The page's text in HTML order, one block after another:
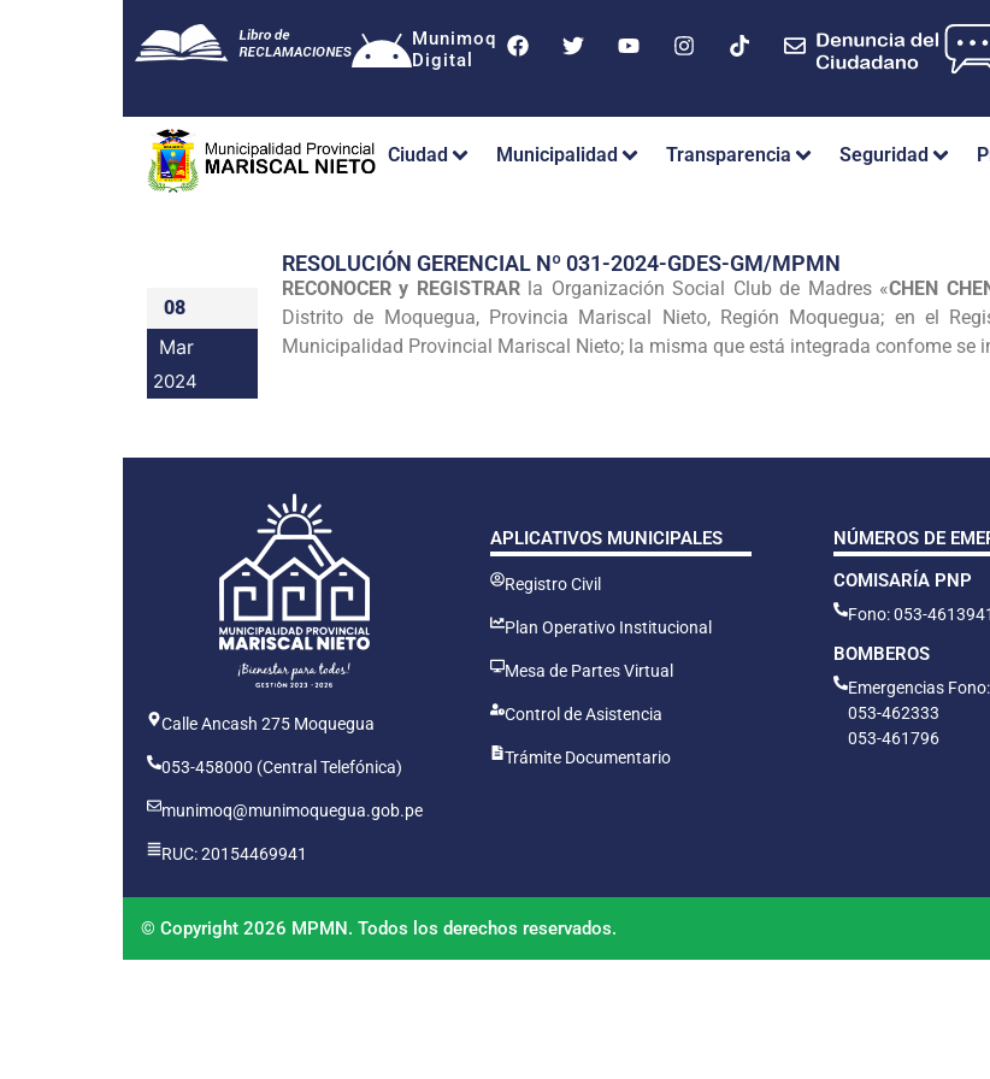
Munimoq
Digital
Ciudad Municipalidad Transparencia Seguridad
08
Mar
2024
RESOLUCIÓN GERENCIAL Nº 031-2024-GDES-GM/MPMN
RECONOCER y REGISTRAR la Organización Social Club de Madres «CHEN
Distrito de Moquegua, Provincia Mariscal Nieto, Región Moquegua; en el
Municipalidad Provincial Mariscal Nieto; la misma que está integrada confome se
Calle Ancash 275 Moquegua
053-458000 (Central Telefónica)
munimoq@munimoquegua.gob.pe
RUC: 20154469941
APLICATIVOS MUNICIPALES
Registro Civil
Plan Operativo Institucional
Mesa de Partes Virtual
Control de Asistencia
Trámite Documentario
NÚMEROS DE
COMISARÍA PNP
Fono: 053-4613941
BOMBEROS
Emergencias
053-462333
053-461796
© Copyright 2026 MPMN. Todos los derechos reservados.